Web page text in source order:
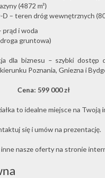
(4872 m²)
D – teren dróg wewnętrznych
prąd i woda
gruntowa)
dla biznesu – szybki dostęp
Poznania, Gniezna i
Cena: 599 000 zł
to idealne miejsce na Twoją
się i umów na prezentację.
inne nasze oferty na stronie